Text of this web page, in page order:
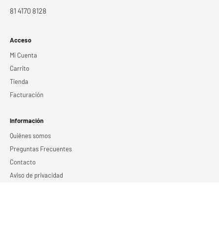
81 4170 8128
Acceso
Mi Cuenta
Carrito
Tienda
Facturación
Información
Quiénes somos
Preguntas Frecuentes
Contacto
Aviso de privacidad